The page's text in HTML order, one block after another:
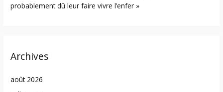
probablement dû leur faire vivre l’enfer »
Archives
août 2026